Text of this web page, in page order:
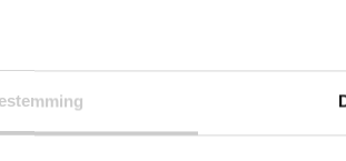
het onderhoudsprogramma.
in de zetgroep te verwijderen.
— met een beetje zorg